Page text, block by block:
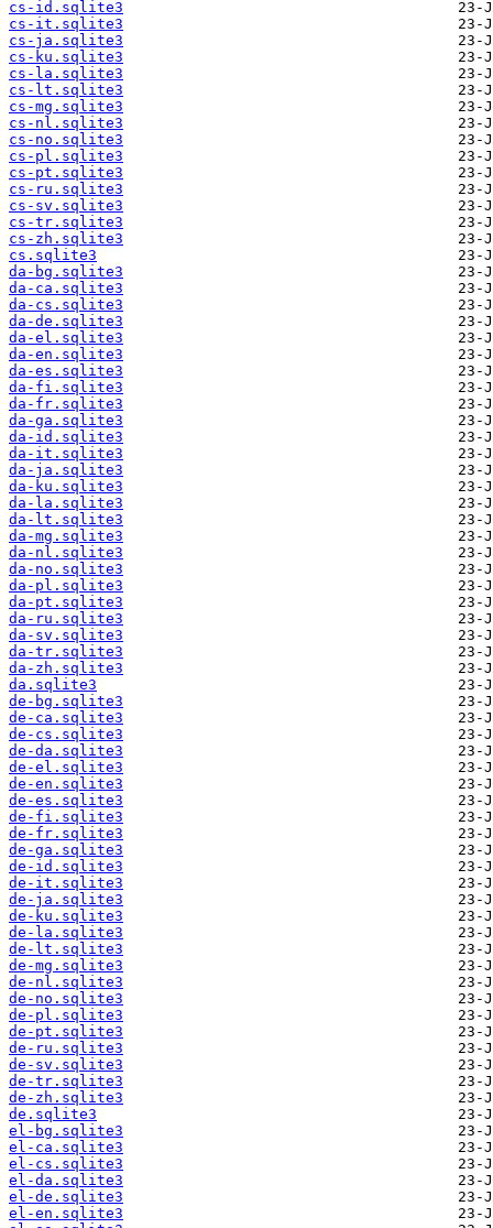
cs-id.sqlite3
cs-it.sqlite3
cs-ja.sqlite3
cs-ku.sqlite3
cs-la.sqlite3
cs-lt.sqlite3
cs-mg.sqlite3
cs-nl.sqlite3
cs-no.sqlite3
cs-pl.sqlite3
cs-pt.sqlite3
cs-ru.sqlite3
cs-sv.sqlite3
cs-tr.sqlite3
cs-zh.sqlite3
cs.sqlite3
da-bg.sqlite3
da-ca.sqlite3
da-cs.sqlite3
da-de.sqlite3
da-el.sqlite3
da-en.sqlite3
da-es.sqlite3
da-fi.sqlite3
da-fr.sqlite3
da-ga.sqlite3
da-id.sqlite3
da-it.sqlite3
da-ja.sqlite3
da-ku.sqlite3
da-la.sqlite3
da-lt.sqlite3
da-mg.sqlite3
da-nl.sqlite3
da-no.sqlite3
da-pl.sqlite3
da-pt.sqlite3
da-ru.sqlite3
da-sv.sqlite3
da-tr.sqlite3
da-zh.sqlite3
da.sqlite3
de-bg.sqlite3
de-ca.sqlite3
de-cs.sqlite3
de-da.sqlite3
de-el.sqlite3
de-en.sqlite3
de-es.sqlite3
de-fi.sqlite3
de-fr.sqlite3
de-ga.sqlite3
de-id.sqlite3
de-it.sqlite3
de-ja.sqlite3
de-ku.sqlite3
de-la.sqlite3
de-lt.sqlite3
de-mg.sqlite3
de-nl.sqlite3
de-no.sqlite3
de-pl.sqlite3
de-pt.sqlite3
de-ru.sqlite3
de-sv.sqlite3
de-tr.sqlite3
de-zh.sqlite3
de.sqlite3
el-bg.sqlite3
el-ca.sqlite3
el-cs.sqlite3
el-da.sqlite3
el-de.sqlite3
el-en.sqlite3